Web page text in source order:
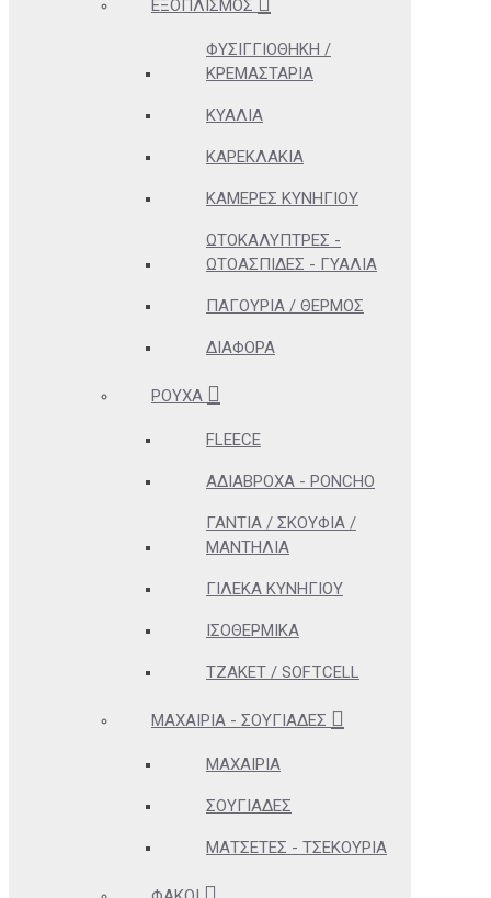
ΕΞΟΠΛΙΣΜΌΣ
ΦΥΣΙΓΓΙΟΘΉΚΗ /
ΚΡΕΜΑΣΤΆΡΙΑ
ΚΥΆΛΙΑ
ΚΑΡΕΚΛΆΚΙΑ
ΚΆΜΕΡΕΣ ΚΥΝΗΓΊΟΥ
ΩΤΟΚΑΛΎΠΤΡΕΣ -
ΩΤΟΑΣΠΊΔΕΣ - ΓΥΑΛΙΆ
ΠΑΓΟΎΡΙΑ / ΘΕΡΜΌΣ
ΔΙΆΦΟΡΑ
ΡΟΎΧΑ
FLEECE
ΑΔΊΑΒΡΟΧΑ - PONCHO
ΓΆΝΤΙΑ / ΣΚΟΥΦΙΆ /
ΜΑΝΤΉΛΙΑ
ΓΙΛΈΚΑ ΚΥΝΗΓΊΟΥ
ΙΣΟΘΕΡΜΙΚΆ
ΤΖΆΚΕΤ / SOFTCELL
ΜΑΧΑΊΡΙΑ - ΣΟΥΓΙΆΔΕΣ
ΜΑΧΑΊΡΙΑ
ΣΟΥΓΙΆΔΕΣ
ΜΑΤΣΈΤΕΣ - ΤΣΕΚΟΎΡΙΑ